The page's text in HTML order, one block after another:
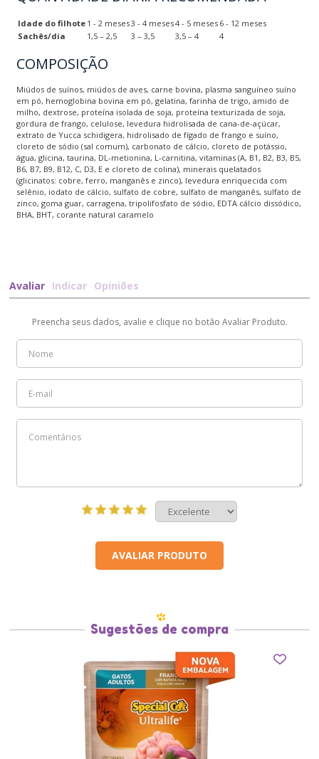
Idade do filhote 1 - 2 meses3 - 4 meses4 - 5 meses 6 - 12 meses
Sachês/dia
1,5 – 2,5 3 – 3,5 3,5 – 4 4
COMPOSIÇÃO
Miúdos de suínos, miúdos de aves, carne bovina, plasma sanguíneo suíno
em pó, hemoglobina bovina em pó, gelatina, farinha de trigo, amido de
milho, dextrose, proteína isolada de soja, proteína texturizada de soja,
gordura de frango, celulose, levedura hidrolisada de cana-de-açúcar,
extrato de Yucca schidigera, hidrolisado de fígado de frango e suíno,
cloreto de sódio (sal comum), carbonato de cálcio, cloreto de potássio,
água, glicina, taurina, DL-metionina, L-carnitina, vitaminas (A, B1, B2, B3, B5,
B6, B7, B9, B12, C, D3, E e cloreto de colina), minerais quelatados
(glicinatos: cobre, ferro, manganês e zinco), levedura enriquecida com
selênio, iodato de cálcio, sulfato de cobre, sulfato de manganês, sulfato de
zinco, goma guar, carragena, tripolifosfato de sódio, EDTA cálcio dissódico,
BHA, BHT, corante natural caramelo
Avaliar Indicar Opiniões
Preencha seus dados, avalie e clique no botão Avaliar Produto.
AVALIAR PRODUTO
Sugestões de compra